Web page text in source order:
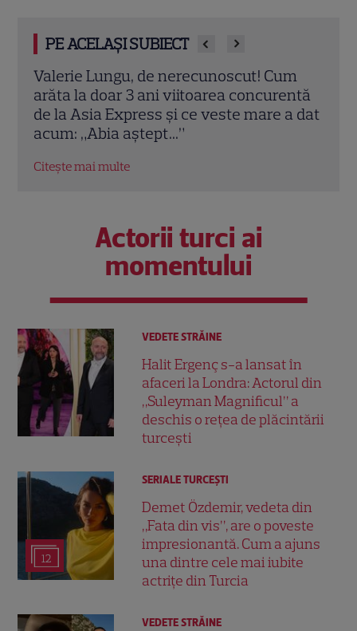
PE ACELAȘI SUBIECT
Primele imagini cu Cheloo la Asia
Express 2026! Cum a fost surprins
artistul în aventurile de pe Drumul
Mătăsii
Citește mai multe
Actorii turci ai
momentului
VEDETE STRĂINE
Halit Ergenç s-a lansat în
afaceri la Londra: Actorul din
„Suleyman Magnificul” a
deschis o rețea de plăcintării
turcești
12
SERIALE TURCEŞTI
Demet Özdemir, vedeta din
„Fata din vis”, are o poveste
impresionantă. Cum a ajuns
una dintre cele mai iubite
actrițe din Turcia
VEDETE STRĂINE